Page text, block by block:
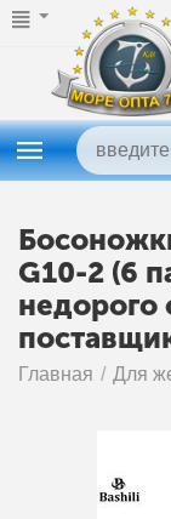
G10-2 (6
недорого
Главная / Для